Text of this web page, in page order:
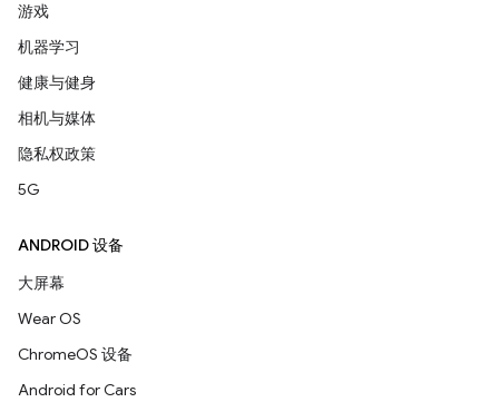
游戏
机器学习
健康与健身
相机与媒体
隐私权政策
5G
ANDROID 设备
大屏幕
Wear OS
ChromeOS 设备
Android for Cars